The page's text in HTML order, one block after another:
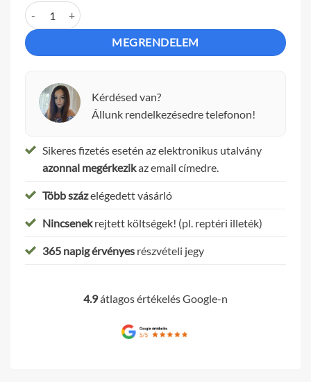
"Siófoki romantika" sétarepülés mennyiség
MEGRENDELEM
Kérdésed van?
Állunk rendelkezésedre telefonon!
Sikeres fizetés esetén az elektronikus utalvány
azonnal megérkezikaz email címedre.
Több százelégedett vásárló
Nincsenekrejtett költségek! (pl. reptéri illeték)
365 napig érvényes részvételi jegy
4.9átlagos értékelés Google-n